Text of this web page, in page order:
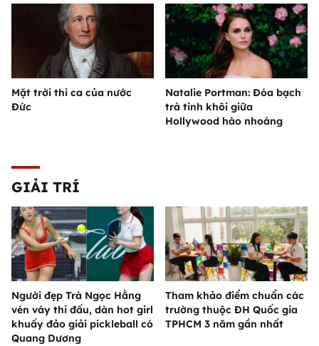
Mặt trời thi ca của nước
Đức
Natalie Portman: Đóa bạch
trà tinh khôi giữa
Hollywood hào nhoáng
GIẢI TRÍ
Người đẹp Trà Ngọc Hằng
vén váy thi đấu, dàn hot girl
khuấy đảo giải pickleball có
Quang Dương
Tham khảo điểm chuẩn các
trường thuộc ĐH Quốc gia
TPHCM 3 năm gần nhất